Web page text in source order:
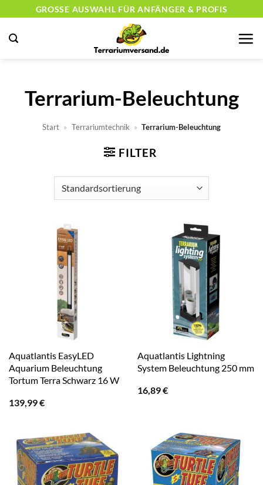
springen
GROSSE AUSWAHL FÜR ANFÄNGER & PROFIS
Terrarium-Beleuchtung
Start » Terrariumtechnik » Terrarium-Beleuchtung
FILTER
Aquatlantis EasyLED
Aquarium Beleuchtung
Tortum Terra Schwarz 16 W
139,99€
Aquatlantis Lightning
System Beleuchtung 250 mm
16,89€